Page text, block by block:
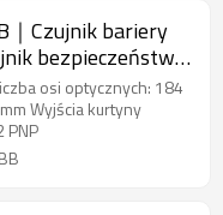
Czujnik bariery
bezpieczeństwa
osi optycznych: 184
Wyjścia kurtyny
PNP